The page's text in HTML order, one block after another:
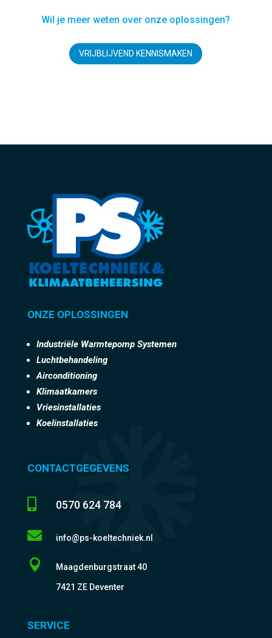
Wil je meer weten over onze oplossingen?
VRIJBLIJVEND KENNISMAKEN
ONZE OPLOSSINGEN
Industriële Warmtepomp Systemen
Luchtbehandeling
Airconditioning
Klimaatkamers
Vriesinstallaties
Koelinstallaties
CONTACTGEGEVENS
 0570 624 784
 info@ps-koeltechniek.nl
 Maagdenburgstraat 40
7421 ZE Deventer
SERVICE